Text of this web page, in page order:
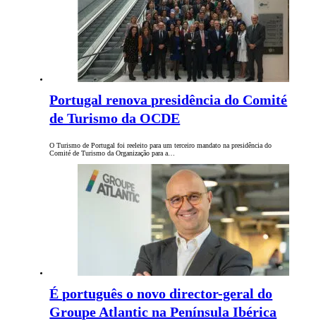
Portugal renova presidência do Comité
de Turismo da OCDE
O Turismo de Portugal foi reeleito para um terceiro mandato na presidência do
Comité de Turismo da Organização para a…
É português o novo director-geral do
Groupe Atlantic na Península Ibérica